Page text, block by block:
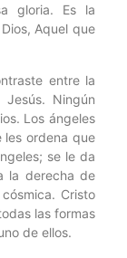
gloria. Es la
Aquel que
entre la
Ningún
Los ángeles
les ordena que
se le da
la derecha de
Cristo
las formas
de ellos.